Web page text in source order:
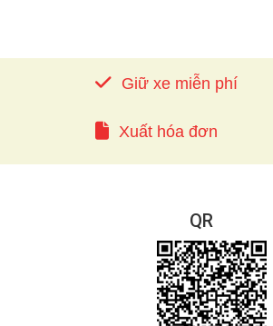
Giữ xe miễn phí
Xuất hóa đơn
QR